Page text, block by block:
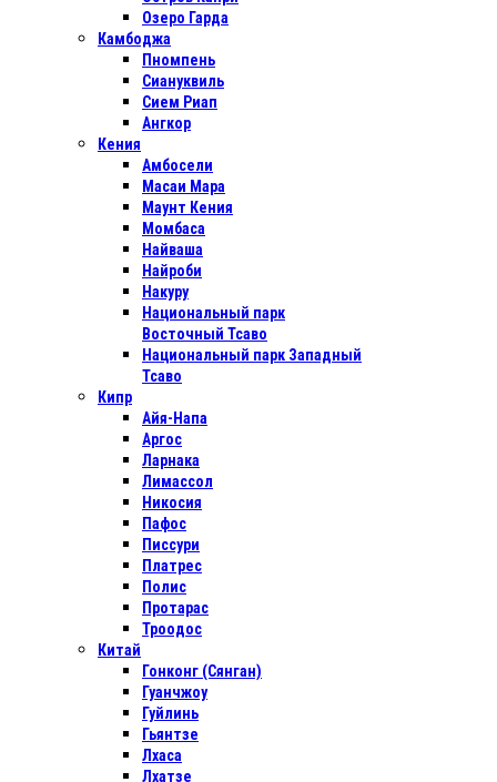
Озеро Гарда
Камбоджа
Пномпень
Сиануквиль
Сием Риап
Ангкор
Кения
Амбосели
Масаи Мара
Маунт Кения
Момбаса
Найваша
Найроби
Накуру
Национальный парк
Восточный Тсаво
Национальный парк Западный
Тсаво
Кипр
Айя-Напа
Аргос
Ларнака
Лимассол
Никосия
Пафос
Писсури
Платрес
Полис
Протарас
Троодос
Китай
Гонконг (Сянган)
Гуанчжоу
Гуйлинь
Гьянтзе
Лхаса
Лхатзе